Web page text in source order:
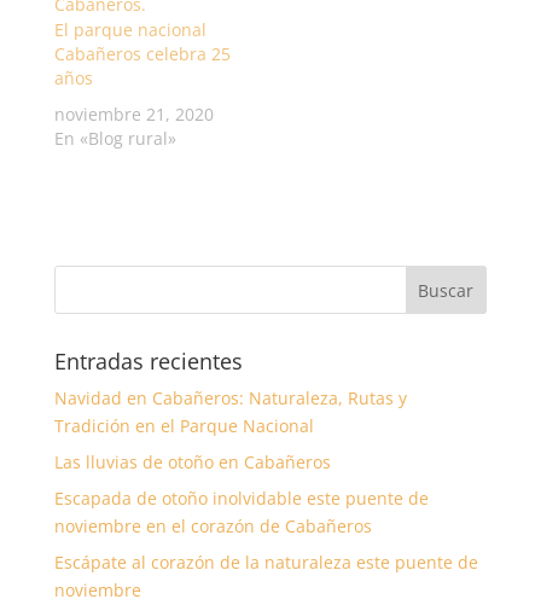
El parque nacional
Cabañeros celebra 25
años
noviembre 21, 2020
En «Blog rural»
Entradas recientes
Navidad en Cabañeros: Naturaleza, Rutas y
Tradición en el Parque Nacional
Las lluvias de otoño en Cabañeros
Escapada de otoño inolvidable este puente de
noviembre en el corazón de Cabañeros
Escápate al corazón de la naturaleza este puente de
noviembre